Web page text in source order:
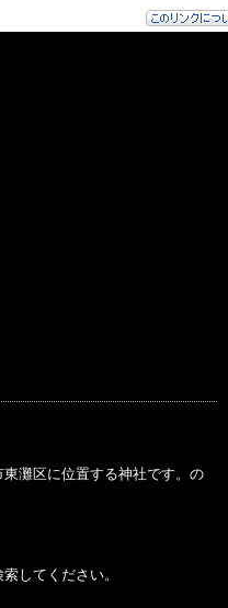
灘区に位置する神社です。の
してください。